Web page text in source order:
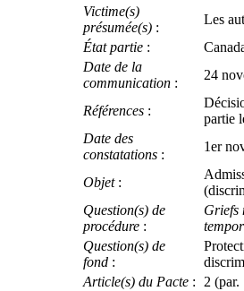
Victime(s)
présumée(s) :
Les
État partie :
Date de la
communication :
24
Références :
partie
Date des
constatations :
1er
Objet:
Question(s) de
procédure :
Griefs
Question(s) de
fond :
Article(s) du Pacte :
2 (par.